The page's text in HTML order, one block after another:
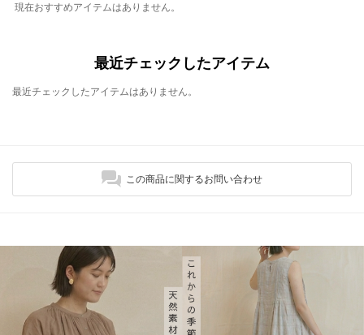
現在おすすめアイテムはありません。
最近チェックしたアイテム
最近チェックしたアイテムはありません。
この商品に関するお問い合わせ